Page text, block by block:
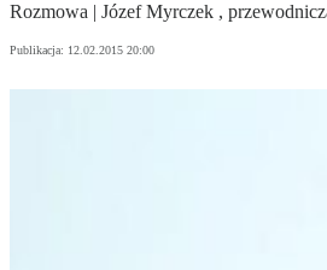
Rozmowa | Józef Myrczek ,
Publikacja: 12.02.2015 20:00